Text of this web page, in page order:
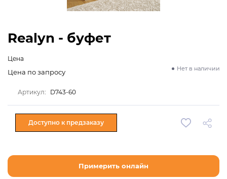
Примерить онлайн
Realyn - буфет
Цена
Нет в наличии
Цена по запросу
Артикул: D743-60
Доступно к предзаказу